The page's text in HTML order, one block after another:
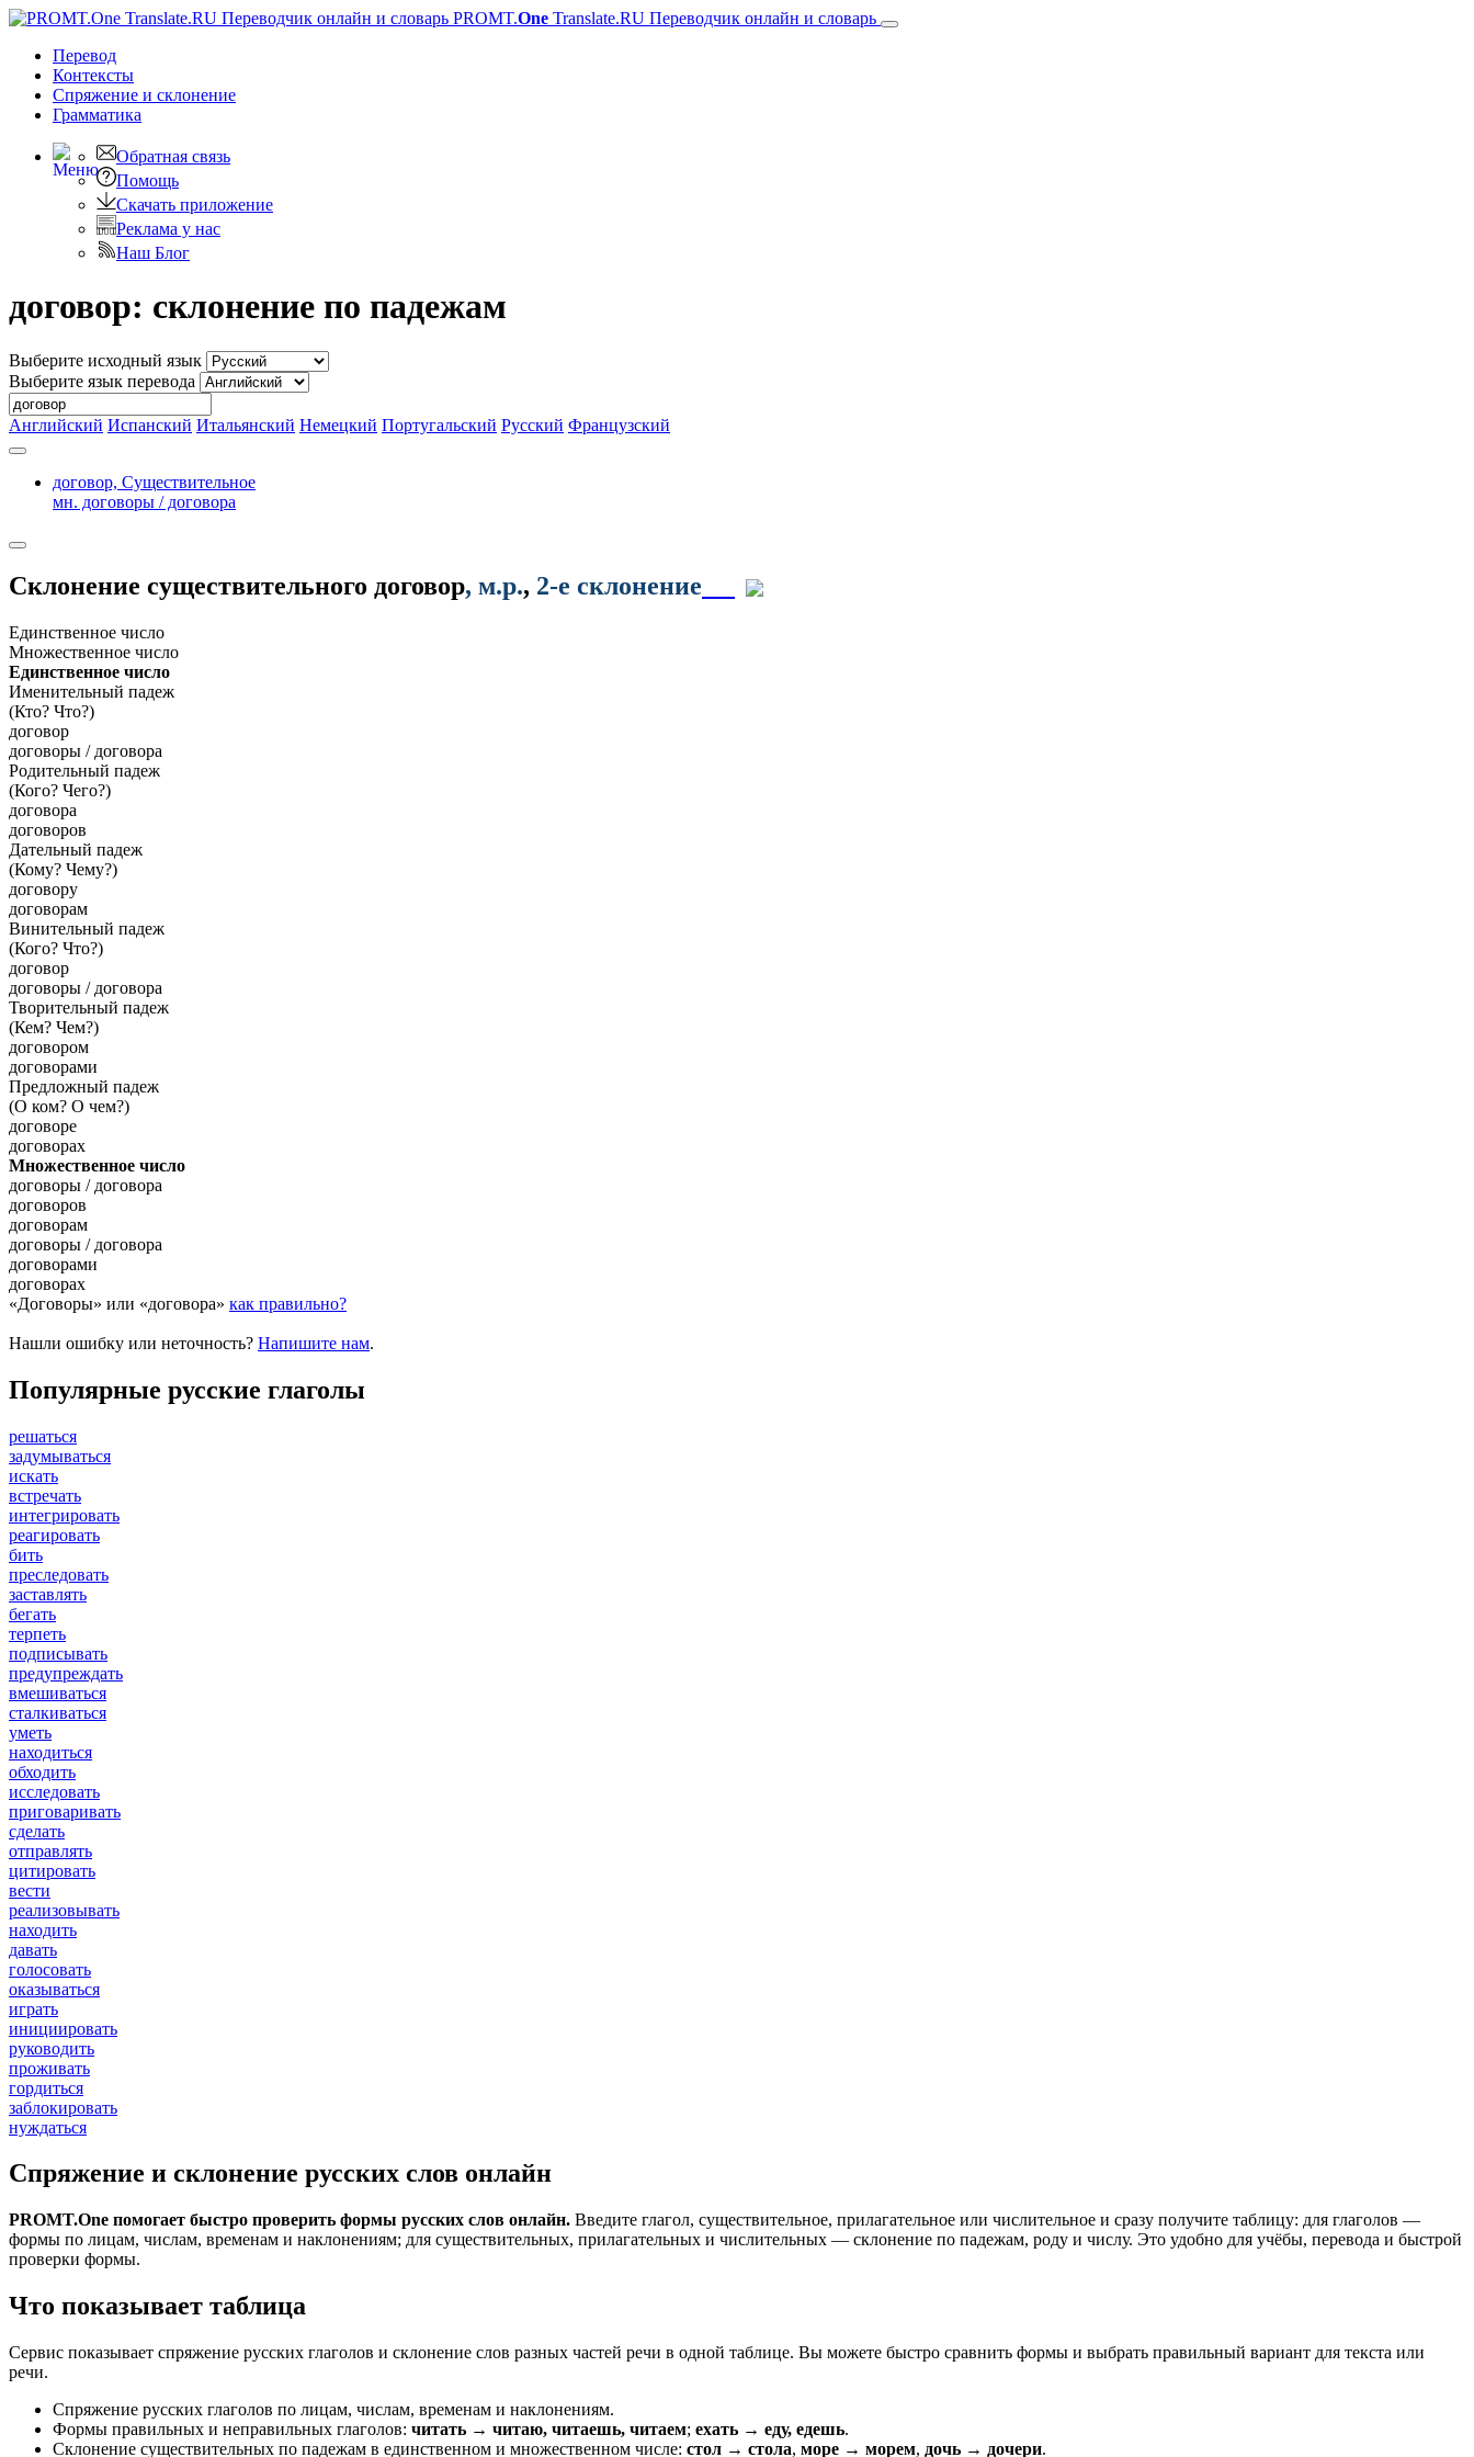
PROMT.One Translate.RU Переводчик онлайн и словарь
Перевод
Контексты
Спряжение и склонение
Грамматика
Обратная связь
Помощь
Скачать приложение
Реклама у нас
Наш Блог
договор: склонение по падежам
Выберите исходный язык
Выберите язык перевода
Английский Испанский Итальянский Немецкий Португальский Русский Французский
договор, Существительное
мн. договоры / договора
Склонение существительного договор, м.р., 2-е склонение
Единственное число
Множественное число
Единственное число
Именительный падеж
(Кто? Что?)
договор
договоры / договора
Родительный падеж
(Кого? Чего?)
договора
договоров
Дательный падеж
(Кому? Чему?)
договору
договорам
Винительный падеж
(Кого? Что?)
договор
договоры / договора
Творительный падеж
(Кем? Чем?)
договором
договорами
Предложный падеж
(О ком? О чем?)
договоре
договорах
Множественное число
договоры / договора
договоров
договорам
договоры / договора
договорами
договорах
«Договоры» или «договора» как правильно?
Нашли ошибку или неточность? Напишите нам.
Популярные русские глаголы
решаться
задумываться
искать
встречать
интегрировать
реагировать
бить
преследовать
заставлять
бегать
терпеть
подписывать
предупреждать
вмешиваться
сталкиваться
уметь
находиться
обходить
исследовать
приговаривать
сделать
отправлять
цитировать
вести
реализовывать
находить
давать
голосовать
оказываться
играть
инициировать
руководить
проживать
гордиться
заблокировать
нуждаться
Спряжение и склонение русских слов онлайн
PROMT.One помогает быстро проверить формы русских слов онлайн. Введите глагол, существительное, прилагательное или числительное и сразу получите таблицу: для глаголов —
формы по лицам, числам, временам и наклонениям; для существительных, прилагательных и числительных — склонение по падежам, роду и числу. Это удобно для учёбы, перевода и быстрой
проверки формы.
Что показывает таблица
Сервис показывает спряжение русских глаголов и склонение слов разных частей речи в одной таблице. Вы можете быстро сравнить формы и выбрать правильный вариант для текста или
речи.
Спряжение русских глаголов по лицам, числам, временам и наклонениям.
Формы правильных и неправильных глаголов: читать → читаю, читаешь, читаем; ехать → еду, едешь.
Склонение существительных по падежам в единственном и множественном числе: стол → стола, море → морем, дочь → дочери.